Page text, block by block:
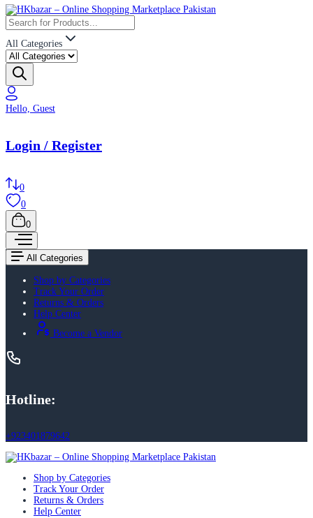
All Categories
Hello, Guest
Login / Register
0
0
0
All Categories
Shop by Categories
Track Your Order
Returns & Orders
Help Center
Become a Vendor
Hotline:
+923401879642
Shop by Categories
Track Your Order
Returns & Orders
Help Center